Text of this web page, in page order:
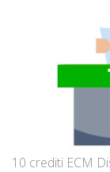
10 crediti ECM